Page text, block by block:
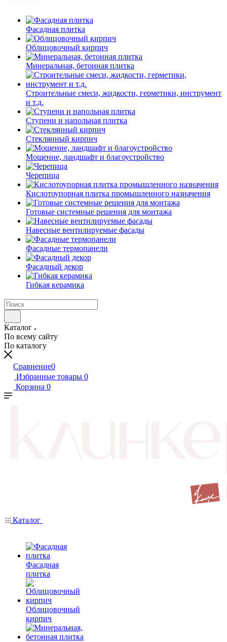
Фасадная плитка
Облицовочный кирпич
Минеральная, бетонная плитка
Строительные смеси, жидкости, герметики, инструмент
и т.д.
Ступени и напольная плитка
Cтеклянный кирпич
Мощение, ландшафт и благоустройство
Черепица
Кислотоупорная плитка промышленного назначения
Готовые системные решения для монтажа
Навесные вентилируемые фасады
Фасадные термопанели
Фасадный декор
Гибкая керамика
Каталог
По всему сайту
По каталогу
Сравнение0
Избранные товары 0
Корзина 0
Каталог
Фасадная
плитка
Облицовочный
кирпич